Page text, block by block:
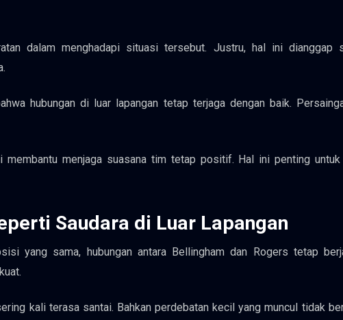
dalam menghadapi situasi tersebut. Justru, hal ini dianggap
hubungan di luar lapangan tetap terjaga dengan baik.
membantu menjaga suasana tim tetap positif. Hal ini penting
Saudara di Luar Lapangan
yang sama, hubungan antara Bellingham dan Rogers tetap
kali terasa santai. Bahkan perdebatan kecil yang muncul tidak